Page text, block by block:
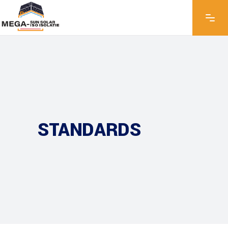
STANDARDS